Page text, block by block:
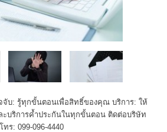
จับ: รู้ทุกขั้นตอนเพื่อสิทธิ์ของคุณ บริการ: ให้
บริการค้ำประกันในทุกขั้นตอน ติดต่อบริษัท
ทร: 099-096-4440